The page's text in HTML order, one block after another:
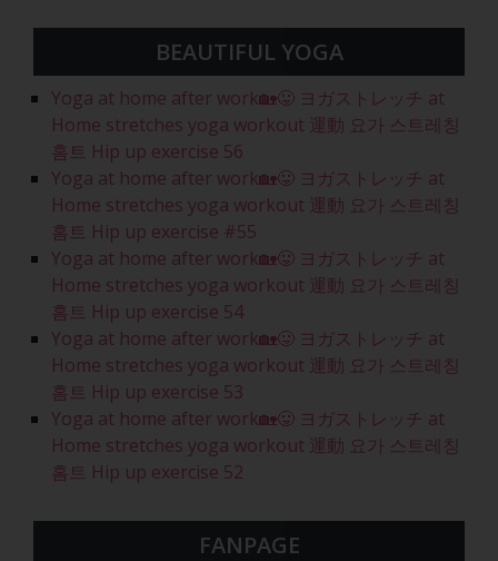
BEAUTIFUL YOGA
Yoga at home after work🏡😛 ヨガストレッチ at
Home stretches yoga workout 運動 요가 스트레칭
홈트 Hip up exercise 56
Yoga at home after work🏡😛 ヨガストレッチ at
Home stretches yoga workout 運動 요가 스트레칭
홈트 Hip up exercise #55
Yoga at home after work🏡😛 ヨガストレッチ at
Home stretches yoga workout 運動 요가 스트레칭
홈트 Hip up exercise 54
Yoga at home after work🏡😛 ヨガストレッチ at
Home stretches yoga workout 運動 요가 스트레칭
홈트 Hip up exercise 53
Yoga at home after work🏡😛 ヨガストレッチ at
Home stretches yoga workout 運動 요가 스트레칭
홈트 Hip up exercise 52
FANPAGE